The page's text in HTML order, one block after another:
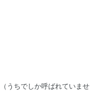
うちでしか呼ばれていませ